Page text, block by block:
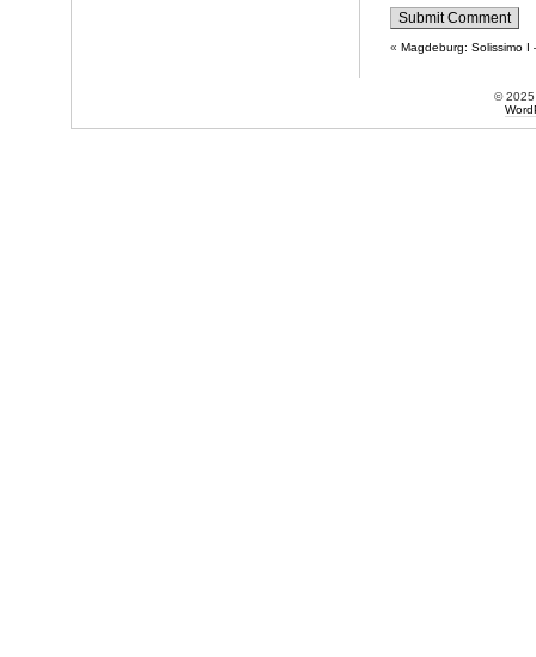
« Magdeburg: Solissimo I
©